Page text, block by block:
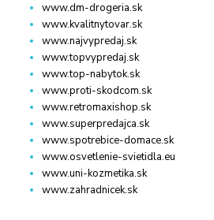
www.dm-drogeria.sk
www.kvalitnytovar.sk
www.najvypredaj.sk
www.topvypredaj.sk
www.top-nabytok.sk
www.proti-skodcom.sk
www.retromaxishop.sk
www.superpredajca.sk
www.spotrebice-domace.sk
www.osvetlenie-svietidla.eu
www.uni-kozmetika.sk
www.zahradnicek.sk